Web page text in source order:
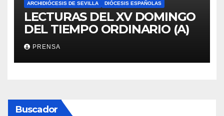
ARCHIDIÓCESIS DE SEVILLA DIÓCESIS ESPAÑOLAS
LECTURAS DEL XV DOMINGO
DEL TIEMPO ORDINARIO (A)
PRENSA
Buscador